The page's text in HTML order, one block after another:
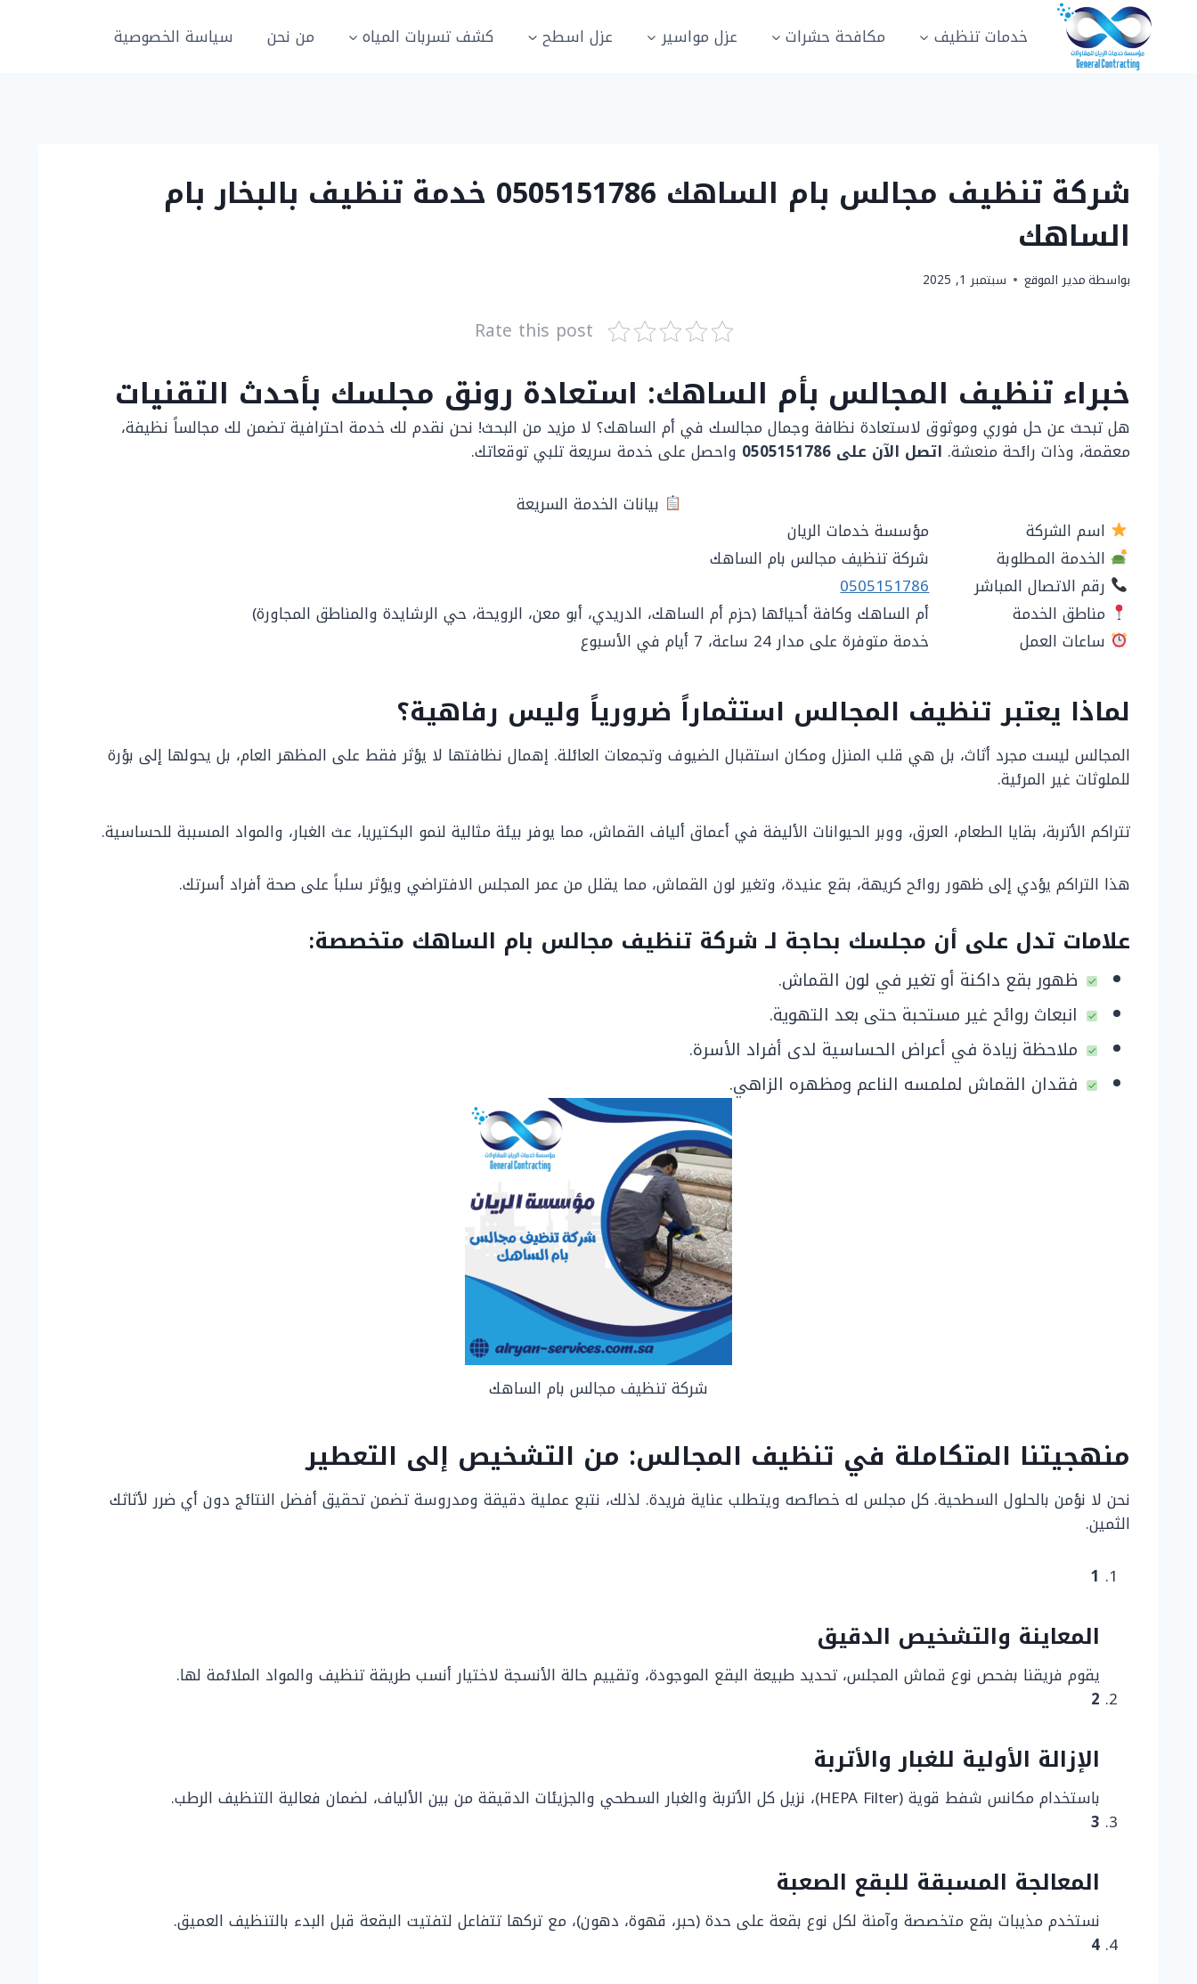
المحتوى
خدمات تنظيف مكافحة حشرات عزل مواسير عزل اسطح كشف تسربات المياه من نحن سياسة الخصوصية
شركة تنظيف مجالس بام الساهك 0505151786 خدمة تنظيف بالبخار بام
الساهك
بواسطةمدير الموقع سبتمبر 1, 2025
Rate this post
خبراء تنظيف المجالس بأم الساهك: استعادة رونق مجلسك بأحدث التقنيات
هل تبحث عن حل فوري وموثوق لاستعادة نظافة وجمال مجالسك في أم الساهك؟ لا مزيد من البحث! نحن نقدم لك خدمة احترافية تضمن لك مجالساً نظيفة،
معقمة، وذات رائحة منعشة. اتصل الآن على 0505151786
واحصل على خدمة سريعة تلبي توقعاتك.
بيانات الخدمة السريعة
اسم الشركة
مؤسسة خدمات الريان
الخدمة المطلوبة
شركة تنظيف مجالس بام الساهك
رقم الاتصال المباشر
0505151786
مناطق الخدمة
أم الساهك وكافة أحيائها (حزم أم الساهك، الدريدي، أبو معن، الرويحة، حي الرشايدة والمناطق المجاورة)
ساعات العمل
خدمة متوفرة على مدار 24 ساعة، 7 أيام في الأسبوع
لماذا يعتبر تنظيف المجالس استثماراً ضرورياً وليس رفاهية؟
المجالس ليست مجرد أثاث، بل هي قلب المنزل ومكان استقبال الضيوف وتجمعات العائلة. إهمال نظافتها لا يؤثر فقط على المظهر العام، بل يحولها إلى بؤرة
للملوثات غير المرئية.
تتراكم الأتربة، بقايا الطعام، العرق، ووبر الحيوانات الأليفة في أعماق ألياف القماش، مما يوفر بيئة مثالية لنمو البكتيريا، عث الغبار، والمواد المسببة للحساسية.
هذا التراكم يؤدي إلى ظهور روائح كريهة، بقع عنيدة، وتغير لون القماش، مما يقلل من عمر المجلس الافتراضي ويؤثر سلباً على صحة أفراد أسرتك.
علامات تدل على أن مجلسك بحاجة لـ شركة تنظيف مجالس بام الساهك متخصصة:
ظهور بقع داكنة أو تغير في لون القماش.
انبعاث روائح غير مستحبة حتى بعد التهوية.
ملاحظة زيادة في أعراض الحساسية لدى أفراد الأسرة.
فقدان القماش لملمسه الناعم ومظهره الزاهي.
شركة تنظيف مجالس بام الساهك
منهجيتنا المتكاملة في تنظيف المجالس: من التشخيص إلى التعطير
نحن لا نؤمن بالحلول السطحية. كل مجلس له خصائصه ويتطلب عناية فريدة. لذلك، نتبع عملية دقيقة ومدروسة تضمن تحقيق أفضل النتائج دون أي ضرر لأثاثك
الثمين.
1
المعاينة والتشخيص الدقيق
يقوم فريقنا بفحص نوع قماش المجلس، تحديد طبيعة البقع الموجودة، وتقييم حالة الأنسجة لاختيار أنسب طريقة تنظيف والمواد الملائمة لها.
2
الإزالة الأولية للغبار والأتربة
باستخدام مكانس شفط قوية (HEPA Filter)، نزيل كل الأتربة والغبار السطحي والجزيئات الدقيقة من بين الألياف، لضمان فعالية التنظيف الرطب.
3
المعالجة المسبقة للبقع الصعبة
نستخدم مذيبات بقع متخصصة وآمنة لكل نوع بقعة على حدة (حبر، قهوة، دهون)، مع تركها تتفاعل لتفتيت البقعة قبل البدء بالتنظيف العميق.
4